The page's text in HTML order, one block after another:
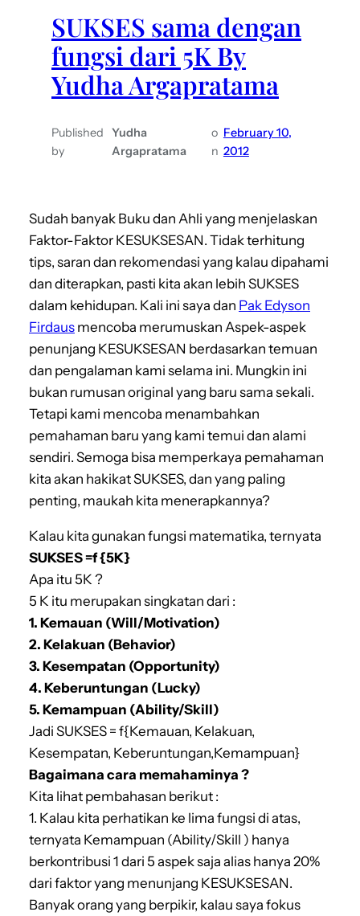
SUKSES sama dengan
fungsi dari 5K By
Yudha Argapratama
Published
by
Yudha
Argapratama
o
n
February 10,
2012
Sudah banyak Buku dan Ahli yang menjelaskan
Faktor-Faktor KESUKSESAN. Tidak terhitung
tips, saran dan rekomendasi yang kalau dipahami
dan diterapkan, pasti kita akan lebih SUKSES
dalam kehidupan. Kali ini saya dan Pak Edyson
Firdaus mencoba merumuskan Aspek-aspek
penunjang KESUKSESAN berdasarkan temuan
dan pengalaman kami selama ini. Mungkin ini
bukan rumusan original yang baru sama sekali.
Tetapi kami mencoba menambahkan
pemahaman baru yang kami temui dan alami
sendiri. Semoga bisa memperkaya pemahaman
kita akan hakikat SUKSES, dan yang paling
penting, maukah kita menerapkannya?
Kalau kita gunakan fungsi matematika, ternyata
SUKSES =f {5K}
Apa itu 5K ?
5 K itu merupakan singkatan dari :
1. Kemauan (Will/Motivation)
2. Kelakuan (Behavior)
3. Kesempatan (Opportunity)
4. Keberuntungan (Lucky)
5. Kemampuan (Ability/Skill)
Jadi SUKSES = f{Kemauan, Kelakuan,
Kesempatan, Keberuntungan,Kemampuan}
Bagaimana cara memahaminya ?
Kita lihat pembahasan berikut :
1. Kalau kita perhatikan ke lima fungsi di atas,
ternyata Kemampuan (Ability/Skill ) hanya
berkontribusi 1 dari 5 aspek saja alias hanya 20%
dari faktor yang menunjang KESUKSESAN.
Banyak orang yang berpikir, kalau saya fokus